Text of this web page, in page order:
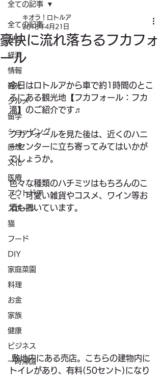
全ての記事
社会
経済
情報
観光
グルメ
留学
ショッピング
感想
文化
医療
アウトドア
スポーツ
猫
フード
DIY
家庭菜園
料理
お金
家族
健康
ビジネス
一時帰国
全ての記事
豪快に流れ落ちるフカフォ
ール
キオラ！ロトルア
2018年4月21日
今日はロトルアから車で約1時間のとこ
ろにある観光地【フカフォール：フカ
滝】のご紹介です♬
フカフォールを見た後は、近くのハニ
ーセンターに立ち寄ってみてはいかが
でしょうか。
色々な種類のハチミツはもちろんのこ
と、可愛い雑貨やコスメ、ワイン等お
酒も置いています。
トイレがあり、有料(50セント)になり